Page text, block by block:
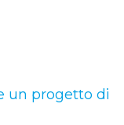
un progetto di